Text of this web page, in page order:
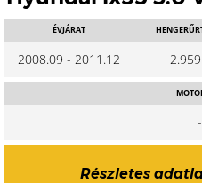
ÉVJÁRAT
2008.09 - 2011.12
-
Részletes